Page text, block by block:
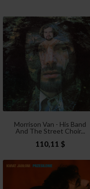
Morrison Van - His Band
And The Street Choir...
110,11 $